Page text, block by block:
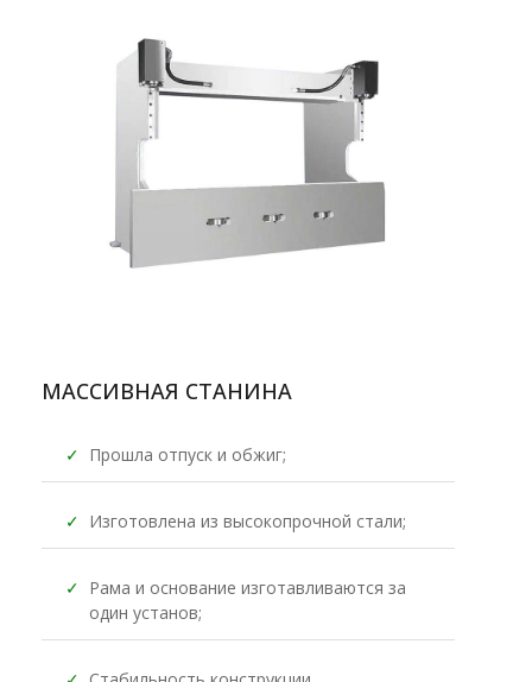
МАССИВНАЯ СТАНИНА
✓ Прошла отпуск и обжиг;
✓ Изготовлена из высокопрочной стали;
✓ Рама и основание изготавливаются за
один установ;